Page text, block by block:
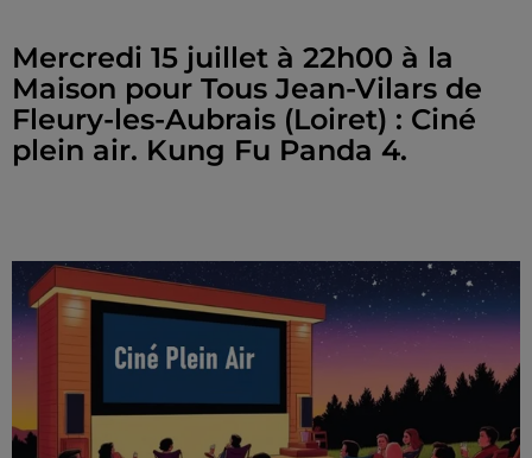
Mercredi 15 juillet à 22h00 à la
Maison pour Tous Jean-Vilars de
Fleury-les-Aubrais (Loiret) : Ciné
plein air. Kung Fu Panda 4.